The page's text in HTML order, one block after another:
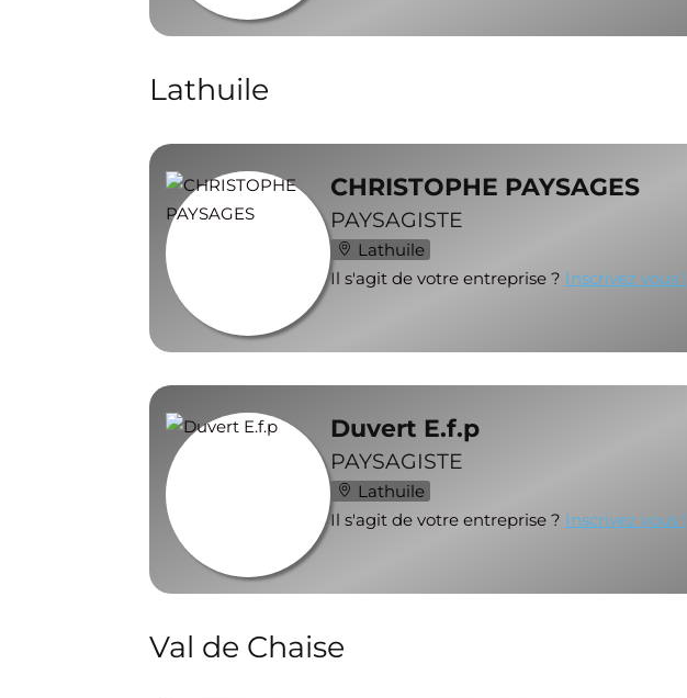
Lathuile
CHRISTOPHE PAYSAGES
PAYSAGISTE
Lathuile
Il s'agit de votre entreprise ? Inscrivez vous !
Duvert E.f.p
PAYSAGISTE
Lathuile
Il s'agit de votre entreprise ? Inscrivez vous !
Val de Chaise